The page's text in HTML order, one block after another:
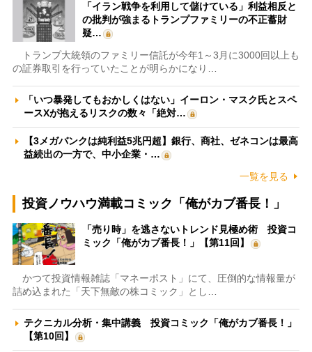
「イラン戦争を利用して儲けている」利益相反と
の批判が強まるトランプファミリーの不正蓄財
疑…
トランプ大統領のファミリー信託が今年1～3月に3000回以上も
の証券取引を行っていたことが明らかになり…
「いつ暴発してもおかしくはない」イーロン・マスク氏とスペ
ースXが抱えるリスクの数々「絶対…
【3メガバンクは純利益5兆円超】銀行、商社、ゼネコンは最高
益続出の一方で、中小企業・…
一覧を見る
投資ノウハウ満載コミック「俺がカブ番長！」
「売り時」を逃さないトレンド見極め術 投資コ
ミック「俺がカブ番長！」【第11回】
かつて投資情報雑誌「マネーポスト」にて、圧倒的な情報量が
詰め込まれた「天下無敵の株コミック」とし…
テクニカル分析・集中講義 投資コミック「俺がカブ番長！」
【第10回】